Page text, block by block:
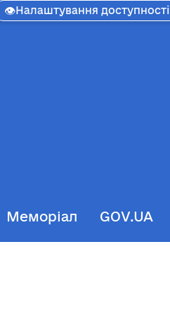
👁Налаштування доступності
Меморіал GOV.UA